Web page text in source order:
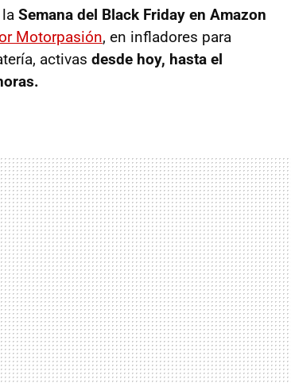
Semana del Black Friday en Amazon
Motorpasión, en infladores para
activas desde hoy, hasta el